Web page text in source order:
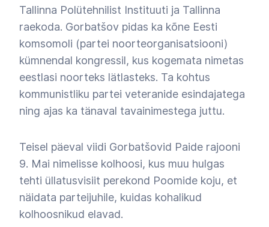
Tallinna Polütehnilist Instituuti ja Tallinna
raekoda. Gorbatšov pidas ka kõne Eesti
komsomoli (partei noorteorganisatsiooni)
kümnendal kongressil, kus kogemata nimetas
eestlasi noorteks lätlasteks. Ta kohtus
kommunistliku partei veteranide esindajatega
ning ajas ka tänaval tavainimestega juttu.
Teisel päeval viidi Gorbatšovid Paide rajooni
9. Mai nimelisse kolhoosi, kus muu hulgas
tehti üllatusvisiit perekond Poomide koju, et
näidata parteijuhile, kuidas kohalikud
kolhoosnikud elavad.